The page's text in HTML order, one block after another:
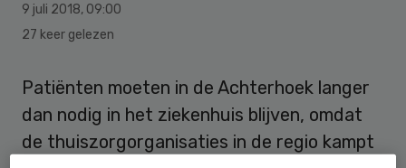
9 juli 2018, 09:00
27 keer gelezen
Patiënten moeten in de Achterhoek langer
dan nodig in het ziekenhuis blijven, omdat
de thuiszorgorganisaties in de regio kampt